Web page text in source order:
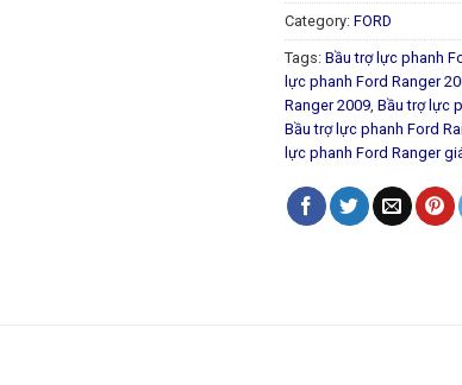
Category: FORD
Tags: Bầu trợ lực phanh
lực phanh Ford Ranger
Ranger 2009 Bầu trợ lực
Bầu trợ lực phanh Ford
lực phanh Ford Ranger